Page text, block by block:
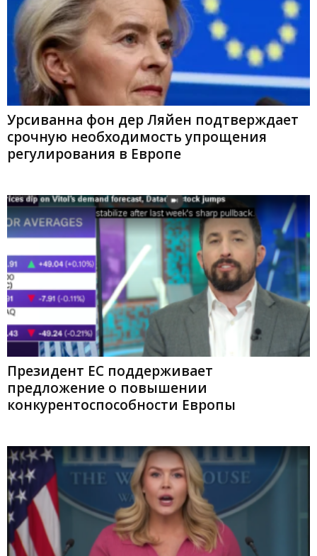
Урсиванна фон дер Ляйен подтверждает
срочную необходимость упрощения
регулирования в Европе
Президент ЕС поддерживает
предложение о повышении
конкурентоспособности Европы